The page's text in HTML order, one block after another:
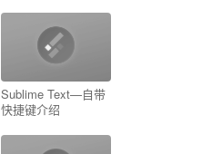
Sublime Text—自带
快捷键介绍